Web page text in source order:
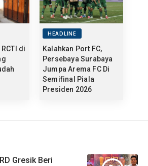
di
HEADLINE
Kalahkan Port FC,
Persebaya Surabaya
Jumpa Arema FC Di
Semifinal Piala
Presiden 2026
Gresik Beri